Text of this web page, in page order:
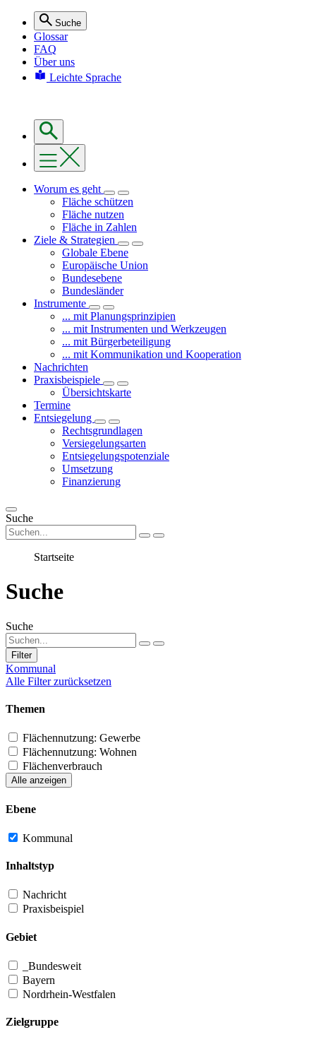
Suche
Glossar
FAQ
Über uns
Leichte Sprache
Worum es geht
Fläche schützen
Fläche nutzen
Fläche in Zahlen
Ziele & Strategien
Globale Ebene
Europäische Union
Bundesebene
Bundesländer
Instrumente
... mit Planungsprinzipien
... mit Instrumenten und Werkzeugen
... mit Bürgerbeteiligung
... mit Kommunikation und Kooperation
Nachrichten
Praxisbeispiele
Übersichtskarte
Termine
Entsiegelung
Rechtsgrundlagen
Versiegelungsarten
Entsiegelungspotenziale
Umsetzung
Finanzierung
Suche
Startseite
Suche
Suche
Filter
Kommunal
Alle Filter zurücksetzen
Themen
Flächennutzung: Gewerbe
Flächennutzung: Wohnen
Flächenverbrauch
Alle anzeigen
Ebene
Kommunal
Inhaltstyp
Nachricht
Praxisbeispiel
Gebiet
_Bundesweit
Bayern
Nordrhein-Westfalen
Zielgruppe